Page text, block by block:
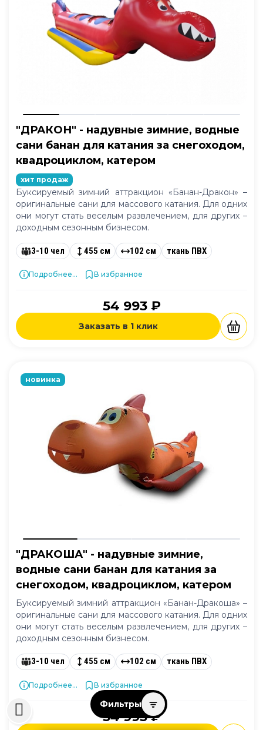
Фильтры
"ДРАКОН" - надувные зимние, водные
сани банан для катания за снегоходом,
квадроциклом, катером
хит продаж
Буксируемый зимний аттракцион «Банан-Дракон» –
оригинальные сани для массового катания. Для одних
они могут стать веселым развлечением, для других –
доходным сезонным бизнесом.
3-10 чел 455 см 102 см ткань ПВХ
Подробнее... В избранное
54 993 ₽
Заказать в 1 клик
новинка
"ДРАКОША" - надувные зимние,
водные сани банан для катания за
снегоходом, квадроциклом, катером
Буксируемый зимний аттракцион «Банан-Дракоша» –
оригинальные сани для массового катания. Для одних
они могут стать веселым развлечением, для других –
доходным сезонным бизнесом.
3-10 чел 455 см 102 см ткань ПВХ
Подробнее... В избранное
54 993 ₽